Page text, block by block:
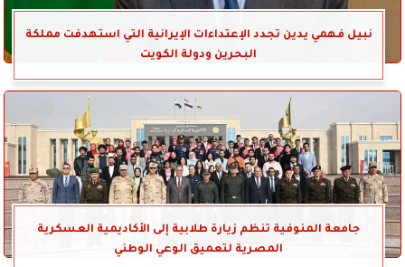
نبيل فهمي يدين تجدد الإعتداءات الإيرانية التي استهدفت مملكة
البحرين ودولة الكويت
جامعة المنوفية تنظم زيارة طلابية إلى الأكاديمية العسكرية
المصرية لتعميق الوعي الوطني